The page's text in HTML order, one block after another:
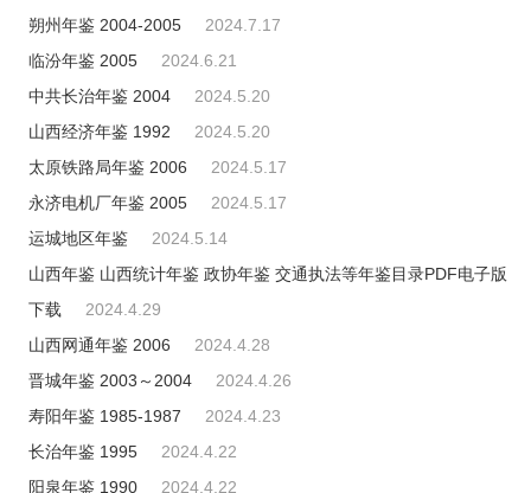
朔州年鉴 2004-2005
2024.7.17
临汾年鉴 2005
2024.6.21
中共长治年鉴 2004
2024.5.20
山西经济年鉴 1992
2024.5.20
太原铁路局年鉴 2006
2024.5.17
永济电机厂年鉴 2005
2024.5.17
运城地区年鉴
2024.5.14
山西年鉴 山西统计年鉴 政协年鉴 交通执法等年鉴目录PDF电子版
下载
2024.4.29
山西网通年鉴 2006
2024.4.28
晋城年鉴 2003～2004
2024.4.26
寿阳年鉴 1985-1987
2024.4.23
长治年鉴 1995
2024.4.22
阳泉年鉴 1990
2024.4.22